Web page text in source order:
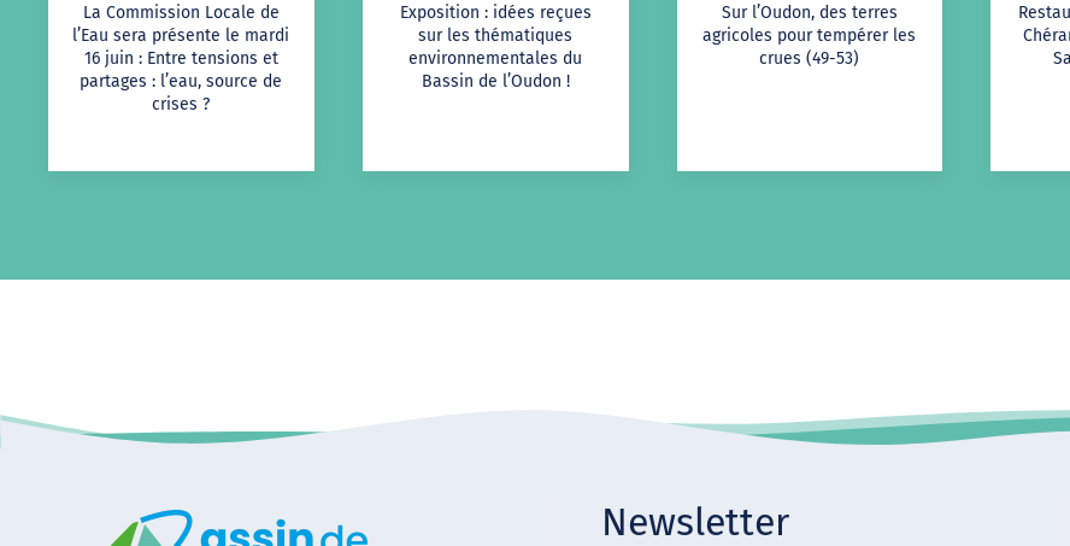
La Commission Locale de
l’Eau sera présente le mardi
16 juin : Entre tensions et
partages : l’eau, source de
crises ?
Exposition : idées reçues
sur les thématiques
environnementales du
Bassin de l’Oudon !
Sur l’Oudon, des terres
agricoles pour tempérer les
crues (49-53)
Newsletter